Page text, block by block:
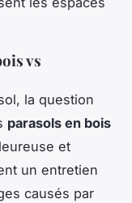
vs
la question
parasols en bois
et
un entretien
causés par